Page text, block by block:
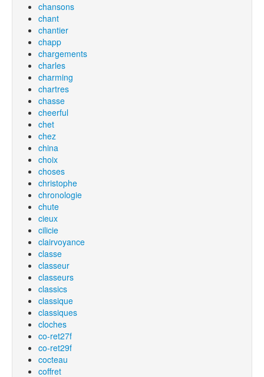
chansons
chant
chantier
chapp
chargements
charles
charming
chartres
chasse
cheerful
chet
chez
china
choix
choses
christophe
chronologie
chute
cieux
cilicie
clairvoyance
classe
classeur
classeurs
classics
classique
classiques
cloches
co-ret27f
co-ret29f
cocteau
coffret